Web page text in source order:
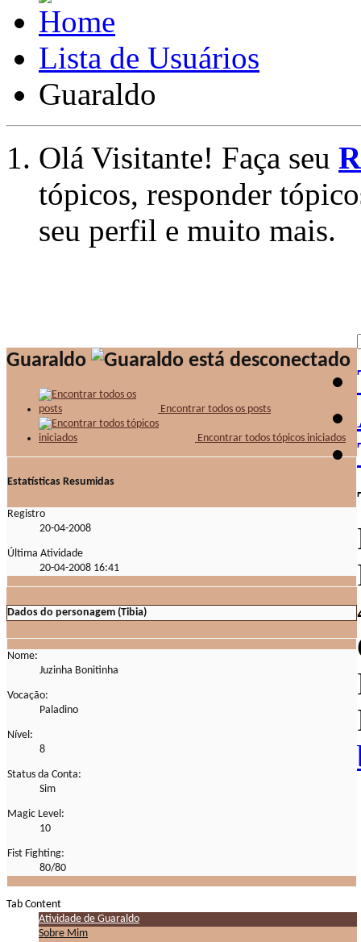
Lista de Usuários
Guaraldo
Olá Visitante! Faça seu
tópicos, responder
seu perfil e muito mais.
Guaraldo
Encontrar todos os posts
Encontrar todos tópicos iniciados
Estatísticas Resumidas
Registro
20-04-2008
Última Atividade
20-04-2008 16:41
Dados do personagem (Tibia)
Nome:
Juzinha Bonitinha
Vocação:
Paladino
Nível:
8
Status da Conta:
Sim
Magic Level:
10
Fist Fighting:
80/80
Tab Content
Atividade de Guaraldo
Sobre Mim